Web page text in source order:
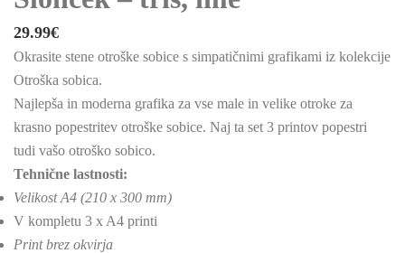
29.99€
Okrasite stene otroške sobice s simpatičnimi grafikami iz kolekcije
Otroška sobica.
Najlepša in moderna grafika za vse male in velike otroke za
krasno popestritev otroške sobice. Naj ta set 3 printov popestri
tudi vašo otroško sobico.
Tehnične lastnosti:
Velikost A4 (210 x 300 mm)
V kompletu 3 x A4 printi
Print brez okvirja